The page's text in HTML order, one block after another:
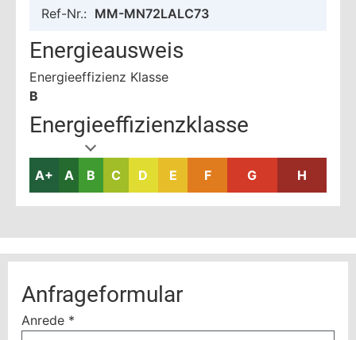
Ref-Nr.: MM-MN72LALC73
Energieausweis
Energieeffizienz Klasse
B
Energieeffizienzklasse
A+ A B C D E F G H
Anfrageformular
Anrede *